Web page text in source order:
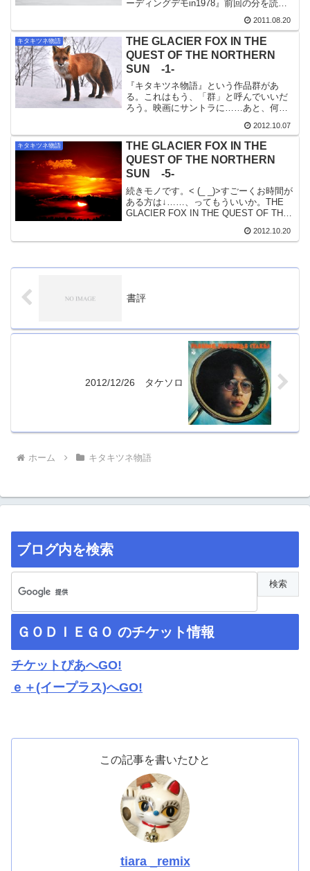
ーディングデモin1978』前回の分を読み
語』disc 1とDENON Liveの事だけで、
disc 2の『キタキ...
2011.08.20
キタキツネ物語
THE GLACIER FOX IN THE
QUEST OF THE NORTHERN
SUN -1-
『キタキツネ物語』という作品群があ
る。これはもう、「群」と呼んでいいだ
ろう。映画にサントラに……あと、何が
てみよう。映画・映画 『キタキツネ物
語 THE FOX IN THE QUEST OF THE
N...
2012.10.07
キタキツネ物語
THE GLACIER FOX IN THE
QUEST OF THE NORTHERN
SUN -5-
続きモノです。< (_ _)>すごーくお時間が
ある方は↓……、ってもういいか。THE
GLACIER FOX IN THE QUEST OF THE
2012.10.20
書評
2012/12/26 タケソロ
ホーム キタキツネ物語
ブログ内を検索
ＧＯＤＩＥＧＯ のチケット情報
チケットぴあへGO!
ｅ＋(イープラス)へGO!
この記事を書いたひと
tiara _remix